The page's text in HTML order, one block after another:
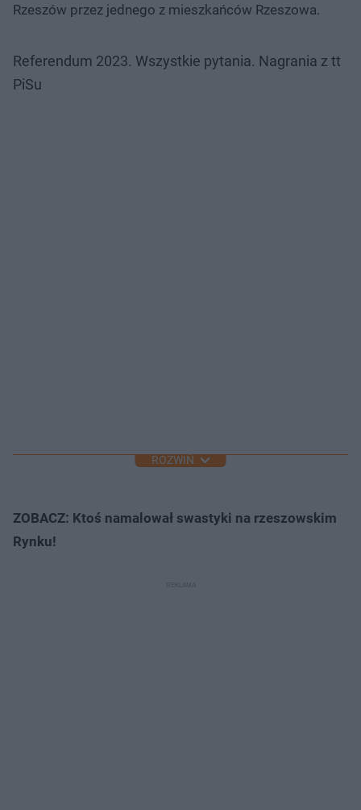
Rzeszów przez jednego z mieszkańców Rzeszowa.
Referendum 2023. Wszystkie pytania. Nagrania z tt
PiSu
ROZWIŃ
ZOBACZ: Ktoś namalował swastyki na rzeszowskim
Rynku!